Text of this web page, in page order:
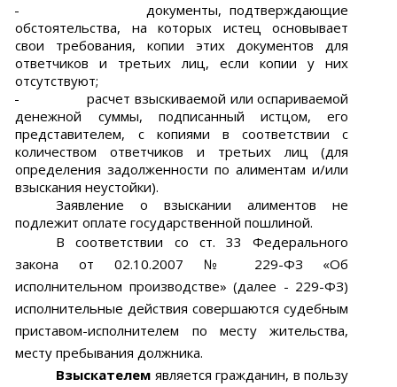
-
документы, подтверждающие
обстоятельства, на которых истец основывает
свои требования, копии этих документов для
ответчиков и третьих лиц, если копии у них
отсутствуют;
-
расчет взыскиваемой или оспариваемой
денежной суммы, подписанный истцом, его
представителем, с копиями в соответствии с
количеством ответчиков и третьих лиц (для
определения задолженности по алиментам и/или
взыскания неустойки).
Заявление о взыскании алиментов не
подлежит оплате государственной пошлиной.
В соответствии со ст. 33 Федерального
закона от 02.10.2007 № 229-ФЗ «Об
исполнительном производстве» (далее - 229-ФЗ)
исполнительные действия совершаются судебным
приставом-исполнителем по месту жительства,
месту пребывания должника.
Взыскателем является гражданин, в пользу